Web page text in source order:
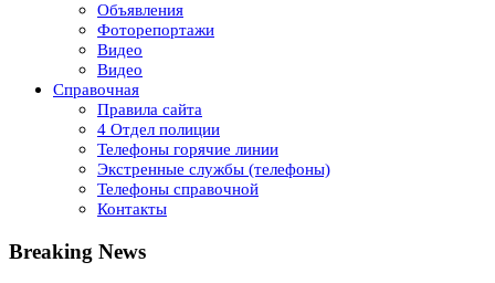
Объявления
Фоторепортажи
Видео
Видео
Справочная
Правила сайта
4 Отдел полиции
Телефоны горячие линии
Экстренные службы (телефоны)
Телефоны справочной
Контакты
Breaking News